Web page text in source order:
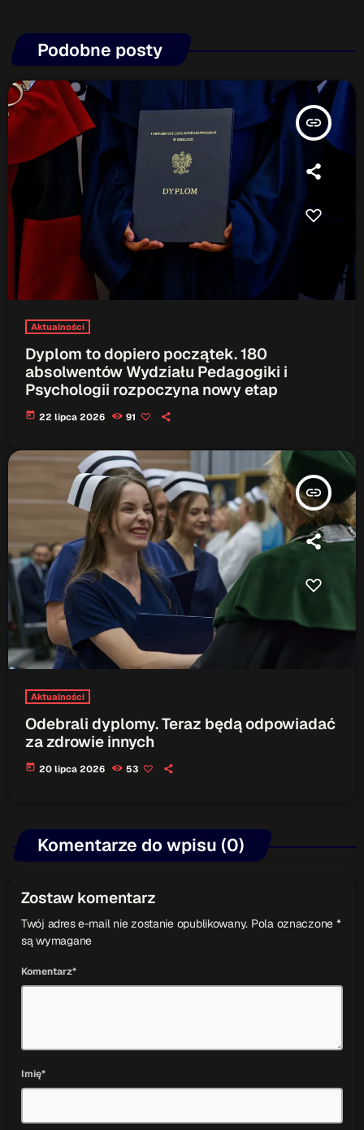
Podobne posty
insert_link
Aktualności
Dyplom to dopiero początek. 180
absolwentów Wydziału Pedagogiki i
Psychologii rozpoczyna nowy etap
today 22 lipca 2026 91
insert_link
Aktualności
Odebrali dyplomy. Teraz będą odpowiadać
za zdrowie innych
today 20 lipca 2026 53
Komentarze do wpisu (0)
Zostaw komentarz
Twój adres e-mail nie zostanie opublikowany. Pola oznaczone *
są wymagane
Komentarz*
Imię*